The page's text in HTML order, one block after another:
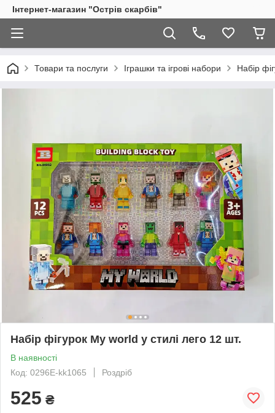
Інтернет-магазин "Острів скарбів"
Товари та послуги Іграшки та ігрові набори Набір
Набір фігурок My world у стилі лего 12 шт.
В наявності
Код: 0296Е-kk1065
Роздріб
525 ₴